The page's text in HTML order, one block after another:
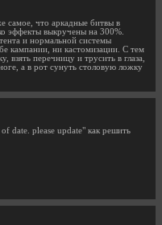
самое, что аркадные битвы в
эффекты выкручены на 300%.
и нормальной системы
кампании, ни кастомизации. С тем
перечницу и трусить в глаза,
а в рот сунуть столовую ложку
date. please update" как решить